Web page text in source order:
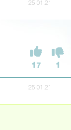
25.01.21
17 1
25.01.21